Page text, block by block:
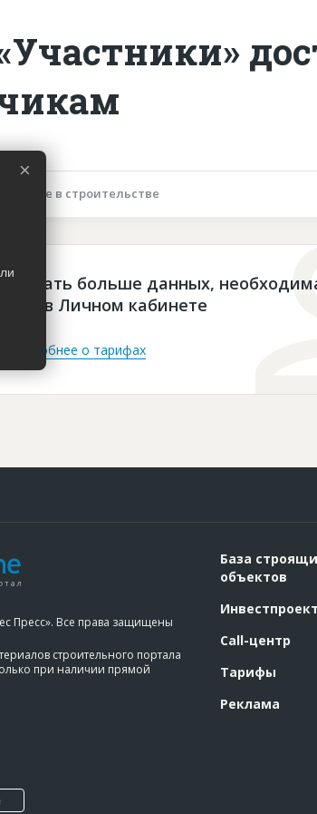
Участие в строительстве
больше данных,
в Личном кабинете
Подробнее о тарифах
Пресс». Все права защищены
строительного портала
при наличии прямой
База
объектов
Call-центр
Тарифы
Реклама
×